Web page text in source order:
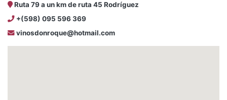
Ruta 79 a un km de ruta 45 Rodríguez
+(598) 095 596 369
vinosdonroque@hotmail.com